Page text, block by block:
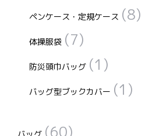
ペンケース・定規ケース (8)
体操服袋 (7)
防災頭巾バッグ (1)
バッグ型ブックカバー (1)
(60)